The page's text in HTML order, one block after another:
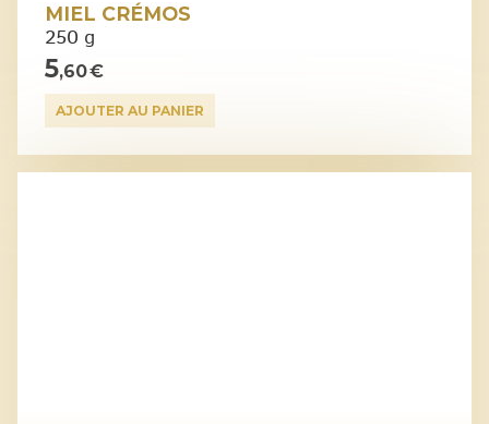
MIEL CRÉMOS
250 g
5,60 €
AJOUTER AU PANIER